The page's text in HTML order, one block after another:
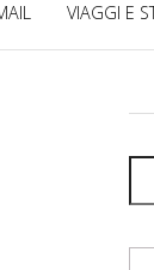
VIAGGI E